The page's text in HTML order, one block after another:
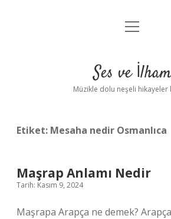
Anasayfa
Yasal Uyarı
menüyü
Ses ve İlham
Müzikle dolu neşeli hikayeler
Etiket: Mesaha nedir Osmanlıca
Maşrap Anlamı Nedir
Tarih: Kasım 9, 2024
Maşrapa Arapça ne demek?